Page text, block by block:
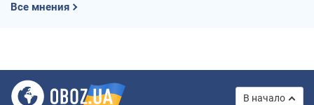
Все мнения
В начало